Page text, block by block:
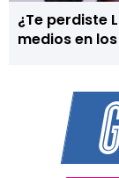
¿Te perdiste
medios en